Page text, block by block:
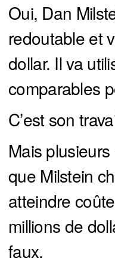
Oui, Dan
redoutable et
dollar. Il va
comparables
C’est son
Mais
que Milstein
atteindre
millions de
faux.